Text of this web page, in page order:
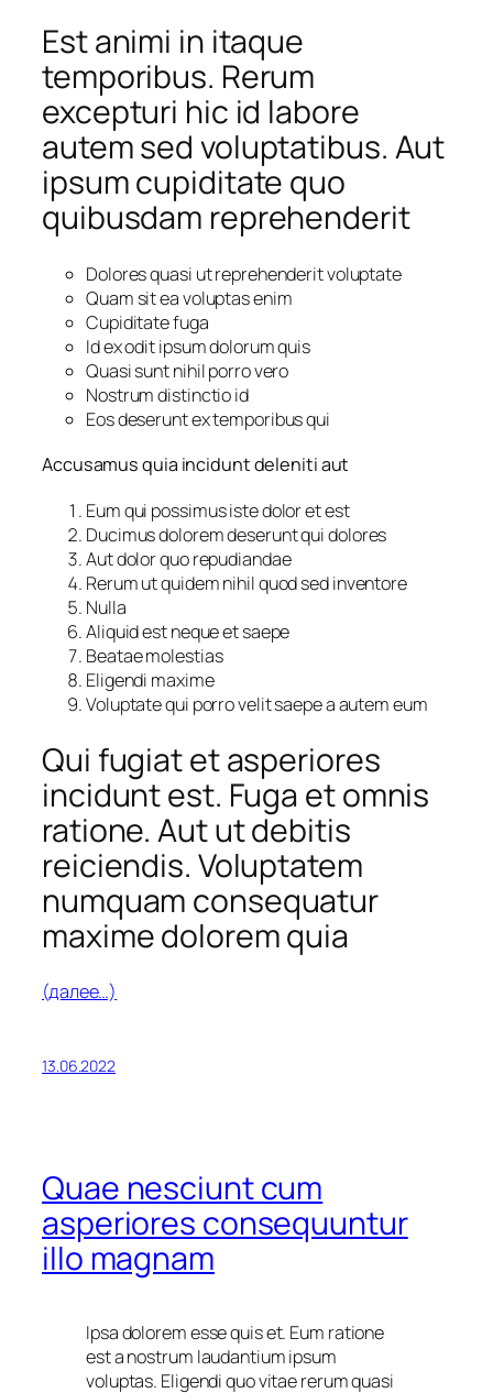
Est animi in itaque
temporibus. Rerum
excepturi hic id labore
autem sed voluptatibus. Aut
ipsum cupiditate quo
quibusdam reprehenderit
Dolores quasi ut reprehenderit voluptate
Quam sit ea voluptas enim
Cupiditate fuga
Id ex odit ipsum dolorum quis
Quasi sunt nihil porro vero
Nostrum distinctio id
Eos deserunt ex temporibus qui
Accusamus quia incidunt deleniti aut
Eum qui possimus iste dolor et est
Ducimus dolorem deserunt qui dolores
Aut dolor quo repudiandae
Rerum ut quidem nihil quod sed inventore
Nulla
Aliquid est neque et saepe
Beatae molestias
Eligendi maxime
Voluptate qui porro velit saepe a autem eum
Qui fugiat et asperiores
incidunt est. Fuga et omnis
ratione. Aut ut debitis
reiciendis. Voluptatem
numquam consequatur
maxime dolorem quia
(далее…)
13.06.2022
Quae nesciunt cum
asperiores consequuntur
illo magnam
Ipsa dolorem esse quis et. Eum ratione
est a nostrum laudantium ipsum
voluptas. Eligendi quo vitae rerum quasi